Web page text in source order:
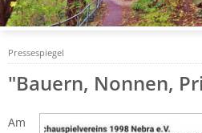
Pressespiegel
"Bauern, Nonnen,
Am